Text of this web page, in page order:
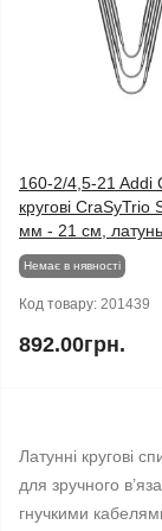
160-2/4,5-21 Addi
кругові CraSyTrio
мм - 21 см, латунь
Немає в нявності
Код товару: 201439
892.00грн.
Латунні кругові
для зручного
гнучкими